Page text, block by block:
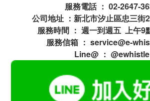
服務電話 ： 02-2647-
公司地址 ：新北市汐止區忠三街
服務時間 ： 週一到週五 上午9
服務信箱 ： service@e-
Line@ ： @ewhistle